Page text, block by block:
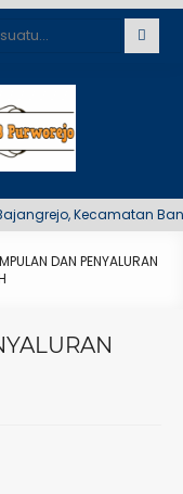
Kecamatan
DAN PENYALURAN